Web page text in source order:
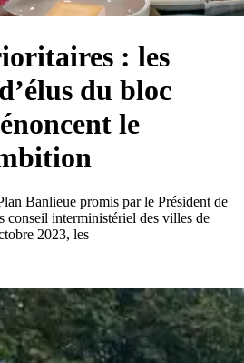
: les
du bloc
le
Banlieue promis par le Président de
conseil interministériel des villes de
2023, les